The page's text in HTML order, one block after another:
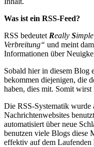
Was ist ein RSS-Feed?
RSS bedeutet Really Simple
Verbreitung“ und meint
Informationen über
Sobald hier in diesem Blog
bekommen diejenigen, die
haben, dies mit. Somit
Die RSS-Systematik wurde
Nachrichtenwebsites
automatisiert über neue
benutzen viele Blogs diese
effektiv auf dem Laufenden